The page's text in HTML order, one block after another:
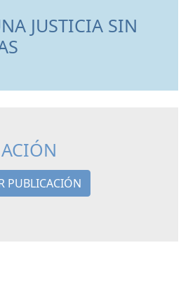
JUSTICIA SIN
PUBLICACIÓN